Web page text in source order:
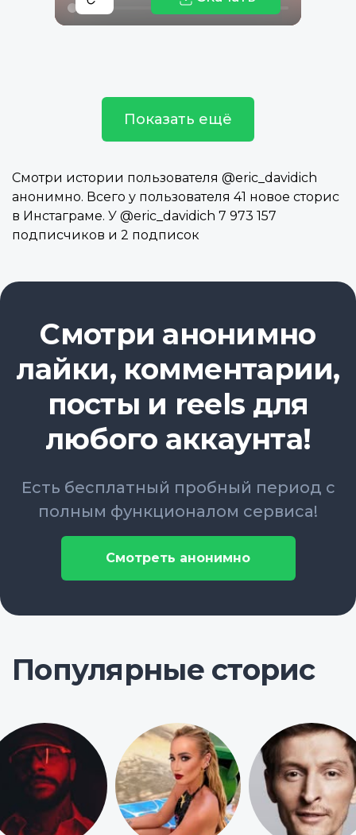
Показать ещё
Смотри истории пользователя @eric_davidich
анонимно. Всего у пользователя 41 новое сторис
в Инстаграме. У @eric_davidich 7 973 157
подписчиков и 2 подписок
Смотри анонимно
лайки, комментарии,
посты и reels для
любого аккаунта!
Есть бесплатный пробный период с
полным функционалом сервиса!
Смотреть анонимно
Популярные сторис